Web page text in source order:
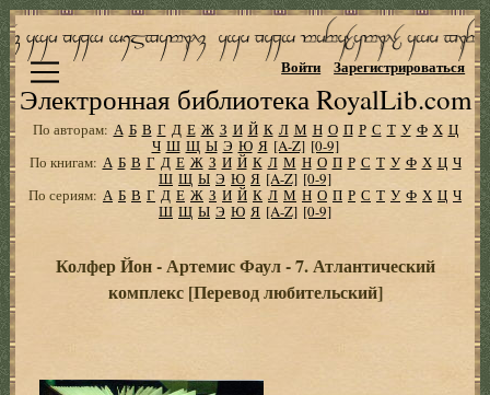
Электронная библиотека RoyalLib.com
Войти Зарегистрироваться
По авторам: А Б В Г Д Е Ж З И Й К Л М Н О П Р С Т У Ф Х Ц
Ч Ш Щ Ы Э Ю Я [A-Z] [0-9]
По книгам: А Б В Г Д Е Ж З И Й К Л М Н О П Р С Т У Ф Х Ц Ч
Ш Щ Ы Э Ю Я [A-Z] [0-9]
По сериям: А Б В Г Д Е Ж З И Й К Л М Н О П Р С Т У Ф Х Ц Ч
Ш Щ Ы Э Ю Я [A-Z] [0-9]
Колфер Йон - Артемис Фаул - 7. Атлантический
комплекс [Перевод любительский]